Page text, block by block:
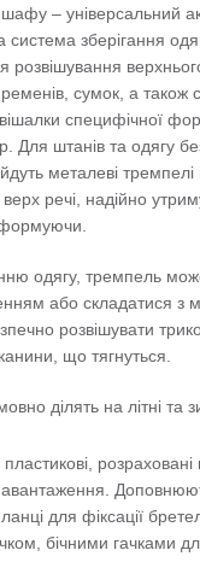
– універсальний
зберігання
розвішування
сумок, а також
специфічної
Для штанів та одягу
металеві
речі, надійно
одягу, тремпель
або складатися з
розвішувати
що тягнуться.
ділять на літні та
пластикові,
для фіксації
бічними гачками